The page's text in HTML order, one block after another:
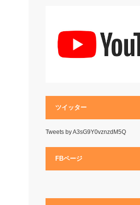
ツイッター
Tweets by A3sG9Y0vznzdM5Q
FBページ